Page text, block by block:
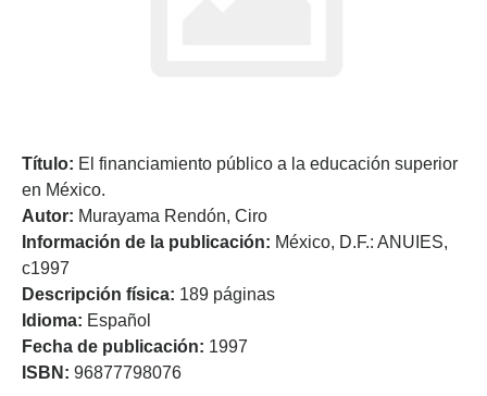
Título: El financiamiento público a la educación superior
en México.
Autor: Murayama Rendón, Ciro
Información de la publicación: México, D.F.: ANUIES,
c1997
Descripción física: 189 páginas
Idioma: Español
Fecha de publicación: 1997
ISBN: 96877798076